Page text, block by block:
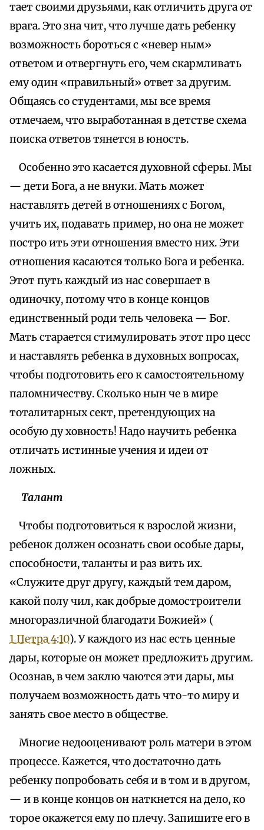
тает своими друзьями, как отличить друга от
врага. Это зна чит, что лучше дать ребенку
возможность бороться с «невер ным»
ответом и отвергнуть его, чем скармливать
ему один «правильный» ответ за другим.
Общаясь со студентами, мы все время
отмечаем, что выработанная в детстве схема
поиска ответов тянется в юность.
Особенно это касается духовной сферы. Мы
— дети Бога, а не внуки. Мать может
наставлять детей в отношениях с Богом,
учить их, подавать пример, но она не может
постро ить эти отношения вместо них. Эти
отношения касаются только Бога и ребенка.
Этот путь каждый из нас совершает в
одиночку, потому что в конце концов
единственный роди тель человека — Бог.
Мать старается стимулировать этот про цесс
и наставлять ребенка в духовных вопросах,
чтобы подготовить его к самостоятельному
паломничеству. Сколько нын че в мире
тоталитарных сект, претендующих на
особую ду ховность! Надо научить ребенка
отличать истинные учения и идеи от
ложных.
Талант
Чтобы подготовиться к взрослой жизни,
ребенок должен осознать свои особые дары,
способности, таланты и раз вить их.
«Служите друг другу, каждый тем даром,
какой полу чил, как добрые домостроители
многоразличной благодати Божией» (
1 Петра 4:10). У каждого из нас есть ценные
дары, которые он может предложить другим.
Осознав, в чем заклю чаются эти дары, мы
получаем возможность дать что-то миру и
занять свое место в обществе.
Многие недооценивают роль матери в этом
процессе. Кажется, что достаточно дать
ребенку попробовать себя и в том и в другом,
— и в конце концов он наткнется на дело, ко
торое окажется ему по плечу. Запишите его в